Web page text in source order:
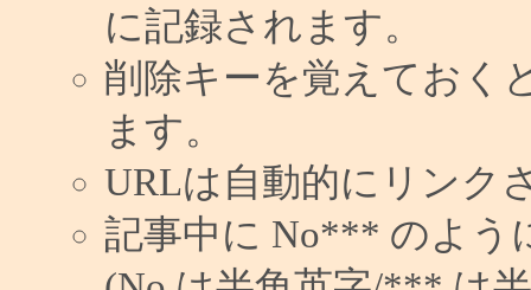
に記録されます。
削除キーを覚えておく
ます。
URLは自動的にリンク
記事中に No*** のよう